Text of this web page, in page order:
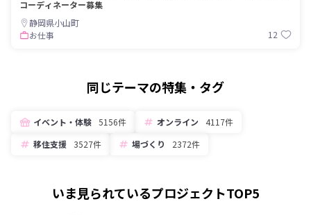
コーディネーター募集
静岡県小山町
お仕事
12
同じテーマの特集・タグ
イベント・体験 5156件 オンライン
4117件
移住支援 3527件 場づくり 2372件
いま見られているプロジェクトTOP5